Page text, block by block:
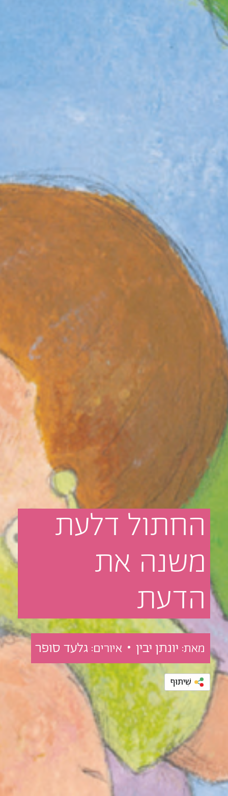
החתול דלעת
משנה את
הדעת
מאת: יונתן יבין • איורים: גלעד סופר
שִׁיתּוּף